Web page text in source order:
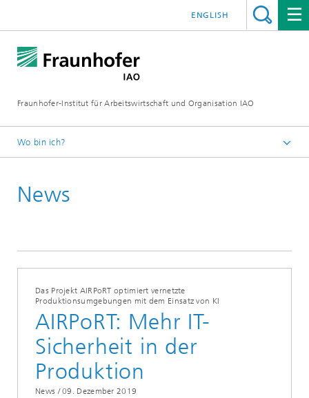
Fraunhofer-Institut für Arbeitswirtschaft und Organisation IAO
ENGLISH
Wo bin ich?
News
Das Projekt AIRPoRT optimiert vernetzte
Produktionsumgebungen mit dem Einsatz von KI
AIRPoRT: Mehr IT-
Sicherheit in der
Produktion
News / 09. Dezember 2019